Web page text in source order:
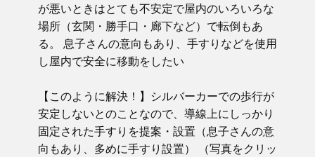
が悪いときはとても不安定で屋内のいろいろな
場所（玄関・勝手口・廊下など）で転倒もあ
る。 息子さんの意向もあり、手すりなどを使用
し屋内で安全に移動をしたい
【このように解決！】​シルバーカーでの歩行が
安定しないとのことなので、導線上にしっかり
固定された手すりを提案・設置（息子さんの意
向もあり、多めに手すり設置） （写真をクリッ